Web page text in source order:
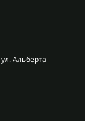
Альберта